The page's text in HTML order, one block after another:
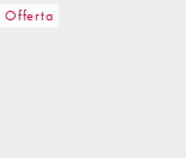
Offerta